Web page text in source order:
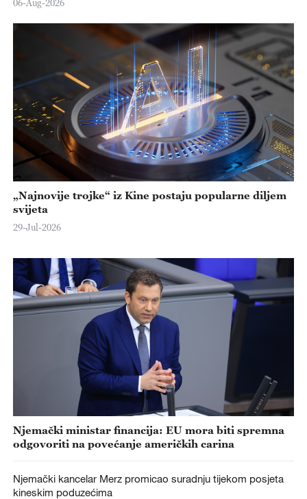
06-Aug-2026
„Najnovije trojke“ iz Kine postaju popularne diljem
svijeta
29-Jul-2026
Njemački ministar financija: EU mora biti spremna
odgovoriti na povećanje američkih carina
Njemački kancelar Merz promicao suradnju tijekom posjeta
kineskim poduzećima